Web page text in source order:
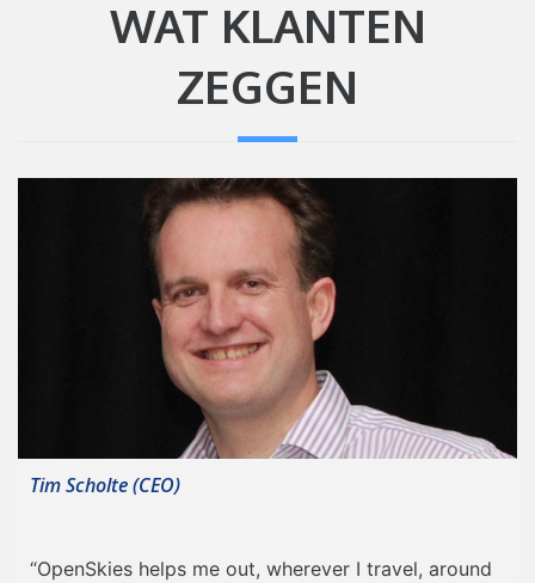
WAT KLANTEN
ZEGGEN
Tim Scholte (CEO)
“OpenSkies helps me out, wherever I travel, around